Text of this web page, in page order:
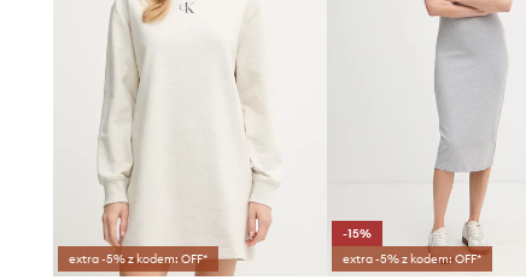
extra -5% z kodem: OFF*
-15%
extra -5% z kodem: OFF*